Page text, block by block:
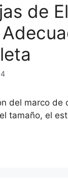
de
del marco
tamaño, el